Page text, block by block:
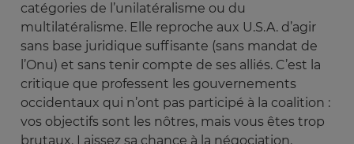
catégories de l’unilatéralisme ou du
multilatéralisme. Elle reproche aux U.S.A. d’agir
sans base juridique suffisante (sans mandat de
l’Onu) et sans tenir compte de ses alliés. C’est la
critique que professent les gouvernements
occidentaux qui n’ont pas participé à la coalition :
vos objectifs sont les nôtres, mais vous êtes trop
brutaux. Laissez sa chance à la négociation.